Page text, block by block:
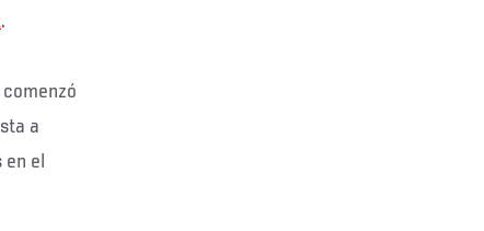
.
comenzó
a
en el